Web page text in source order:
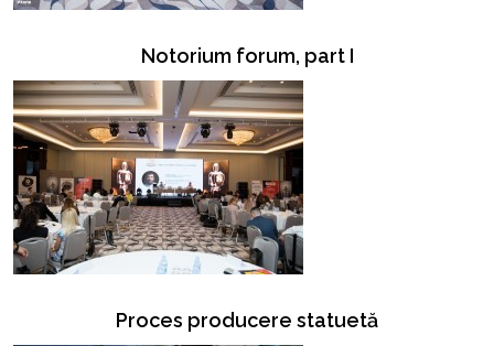
Notorium forum, part I
Proces producere statuetă